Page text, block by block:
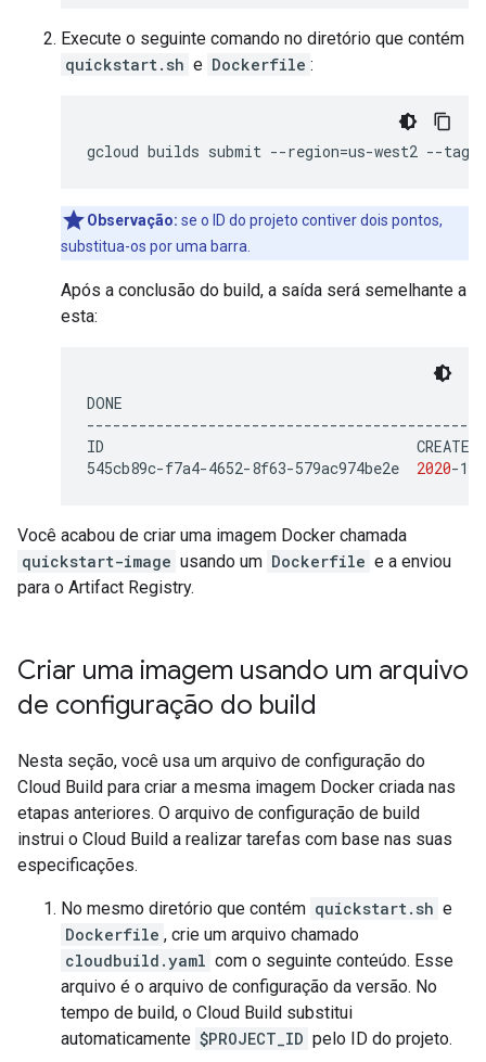
Execute o seguinte comando no diretório que contém
quickstart.sh e Dockerfile :
gcloud builds submit --region=us-west2 --tag
Observação: se o ID do projeto contiver dois pontos,
substitua-os por uma barra.
Após a conclusão do build, a saída será semelhante a
esta:
DONE
ID
545cb89c-f7a4-4652-8f63-579ac974be2e
2020-
Você acabou de criar uma imagem Docker chamada
quickstart-image usando um Dockerfile e a enviou
para o Artifact Registry.
Criar uma imagem usando um arquivo
de configuração do build
Nesta seção, você usa um arquivo de configuração do
Cloud Build para criar a mesma imagem Docker criada nas
etapas anteriores. O arquivo de configuração de build
instrui o Cloud Build a realizar tarefas com base nas suas
especificações.
No mesmo diretório que contém quickstart.sh e
Dockerfile , crie um arquivo chamado
cloudbuild.yaml com o seguinte conteúdo. Esse
arquivo é o arquivo de configuração da versão. No
tempo de build, o Cloud Build substitui
automaticamente $PROJECT_ID pelo ID do projeto.